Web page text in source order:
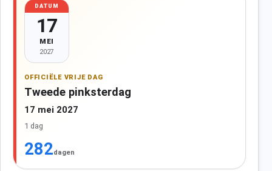
DATUM
17
MEI
2027
OFFICIËLE VRIJE DAG
Tweede pinksterdag
17 mei 2027
1 dag
282dagen